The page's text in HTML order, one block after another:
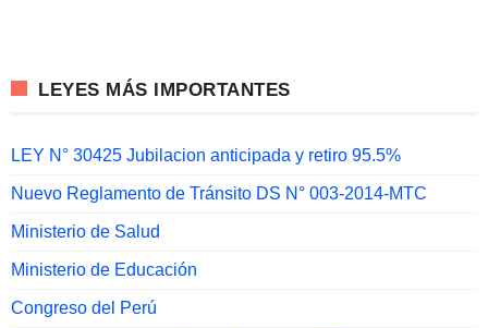
LEYES MÁS IMPORTANTES
LEY N° 30425 Jubilacion anticipada y retiro 95.5%
Nuevo Reglamento de Tránsito DS N° 003-2014-MTC
Ministerio de Salud
Ministerio de Educación
Congreso del Perú